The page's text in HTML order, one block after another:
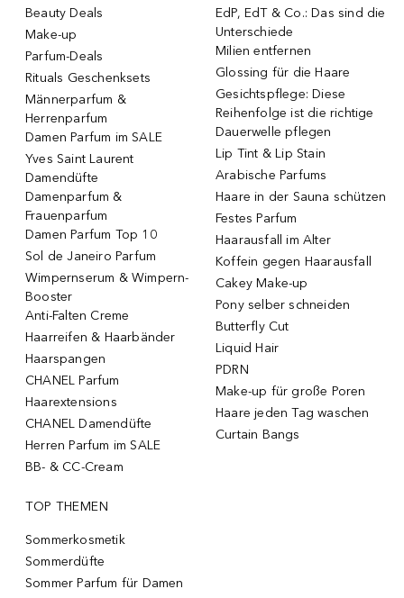
Beauty Deals
Make-up
Parfum-Deals
Rituals Geschenksets
Männerparfum &
Herrenparfum
Damen Parfum im SALE
Yves Saint Laurent
Damendüfte
Damenparfum &
Frauenparfum
Damen Parfum Top 10
Sol de Janeiro Parfum
Wimpernserum & Wimpern-
Booster
Anti-Falten Creme
Haarreifen & Haarbänder
Haarspangen
CHANEL Parfum
Haarextensions
CHANEL Damendüfte
Herren Parfum im SALE
BB- & CC-Cream
EdP, EdT & Co.: Das sind die
Unterschiede
Milien entfernen
Glossing für die Haare
Gesichtspflege: Diese
Reihenfolge ist die richtige
Dauerwelle pflegen
Lip Tint & Lip Stain
Arabische Parfums
Haare in der Sauna schützen
Festes Parfum
Haarausfall im Alter
Koffein gegen Haarausfall
Cakey Make-up
Pony selber schneiden
Butterfly Cut
Liquid Hair
PDRN
Make-up für große Poren
Haare jeden Tag waschen
Curtain Bangs
TOP THEMEN
Sommerkosmetik
Sommerdüfte
Sommer Parfum für Damen